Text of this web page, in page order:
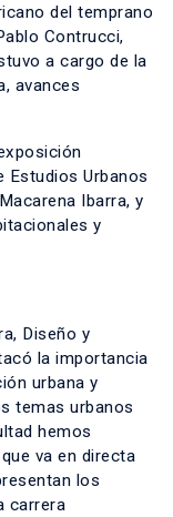
del temprano
Contrucci,
a cargo de la
avances
Urbanos
Ibarra, y
y
Diseño y
la importancia
urbana y
temas urbanos
hemos
va en directa
los
carrera